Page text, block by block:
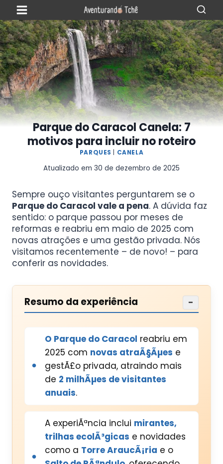
Parque do Caracol Canela: 7
motivos para incluir no roteiro
PARQUES CANELA
Atualizado em 30 de dezembro de 2025
Sempre ouço visitantes perguntarem se o
Parque do Caracol vale a pena. A dúvida faz
sentido: o parque passou por meses de
reformas e reabriu em maio de 2025 com
novas atrações e uma gestão privada. Nós
visitamos recentemente – de novo! – para
conferir as novidades.
Resumo da experiência −
O Parque do Caracol reabriu em
2025 com novas atraÃ§Ãµes e
gestÃ£o privada, atraindo mais
de 2 milhÃµes de visitantes
anuais.
A experiÃªncia inclui mirantes,
trilhas ecolÃ³gicas e novidades
como a Torre AraucÃ¡ria e o